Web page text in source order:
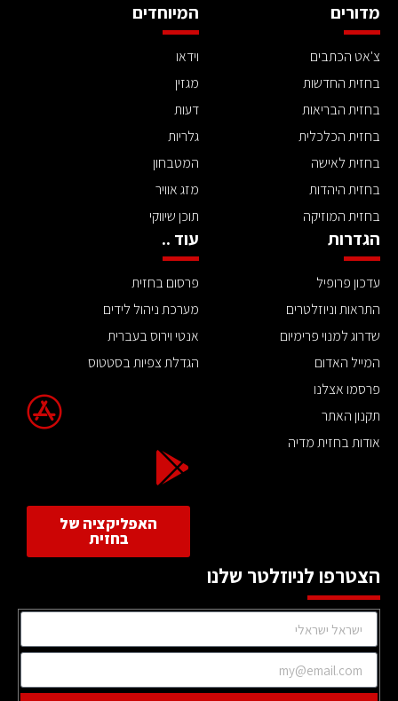
מדורים
צ'אט הכתבים
בחזית החדשות
בחזית הבריאות
בחזית הכלכלית
בחזית לאישה
בחזית היהדות
בחזית המוזיקה
המיוחדים
וידאו
מגזין
דעות
גלריות
המטבחון
מזג אוויר
תוכן שיווקי
הגדרות
עדכון פרופיל
התראות וניוזלטרים
שדרוג למנוי פרימיום
המייל האדום
פרסמו אצלנו
תקנון האתר
אודות בחזית מדיה
עוד ..
פרסום בחזית
מערכת ניהול לידים
אנטי וירוס בעברית
הגדלת צפיות בסטטוס
האפליקציה של
בחזית
הצטרפו לניוזלטר שלנו